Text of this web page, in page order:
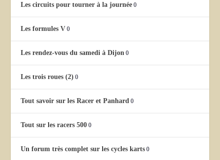
Les circuits pour tourner à la journée 0
Les formules V 0
Les rendez-vous du samedi à Dijon 0
Les trois roues (2) 0
Tout savoir sur les Racer et Panhard 0
Tout sur les racers 500 0
Un forum très complet sur les cycles karts 0